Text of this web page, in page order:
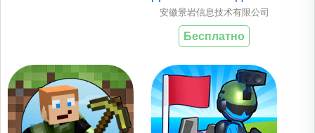
安徽景岩信息技术有限公司
Бесплатно